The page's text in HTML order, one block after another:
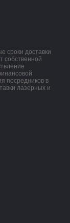
сроки доставки
собственной
посредников в
лазерных и